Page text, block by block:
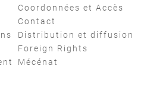
Coordonnées et Accès
Contact
Distribution et diffusion
Foreign Rights
Mécénat